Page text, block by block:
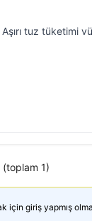
Aşırı tuz tüketimi
(toplam 1)
için giriş yapmış